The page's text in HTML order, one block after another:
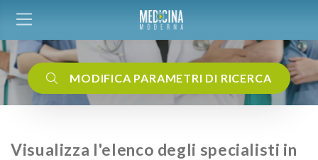
MODIFICA PARAMETRI DI RICERCA
Visualizza l'elenco degli specialisti in